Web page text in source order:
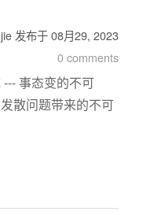
发布于08月29, 2023
0 comments
事态变的不可
散问题带来的不可